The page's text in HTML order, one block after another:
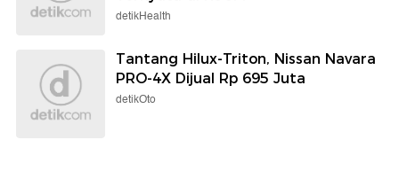
detikHealth
Tantang Hilux-Triton, Nissan Navara
PRO-4X Dijual Rp 695 Juta
detikOto